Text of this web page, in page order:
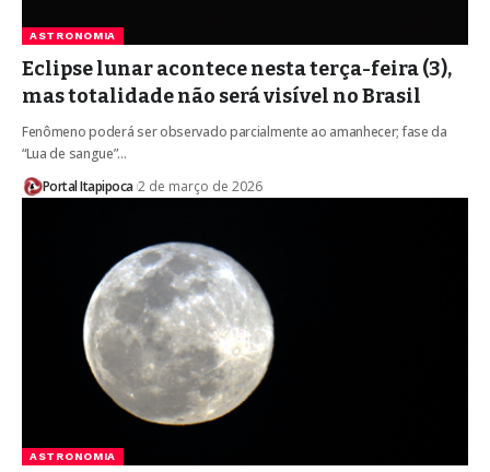
ASTRONOMIA
Eclipse lunar acontece nesta terça-feira (3),
mas totalidade não será visível no Brasil
Fenômeno poderá ser observado parcialmente ao amanhecer; fase da
“Lua de sangue”…
Portal Itapipoca 2 de março de 2026
ASTRONOMIA